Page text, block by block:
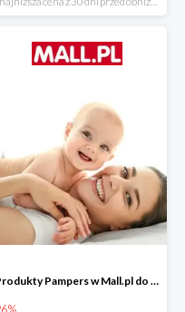
Produkty Pampers w Mall.pl do -26%